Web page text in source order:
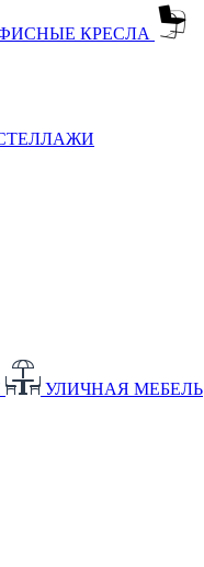
КРЕСЛА
УЛИЧНАЯ МЕБЕЛЬ